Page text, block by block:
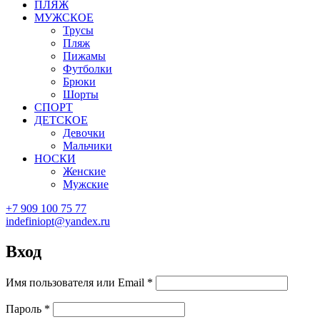
ПЛЯЖ
МУЖСКОЕ
Трусы
Пляж
Пижамы
Футболки
Брюки
Шорты
СПОРТ
ДЕТСКОЕ
Девочки
Мальчики
НОСКИ
Женские
Мужские
+7 909 100 75 77
indefiniopt@yandex.ru
Вход
Имя пользователя или Email *
Пароль *